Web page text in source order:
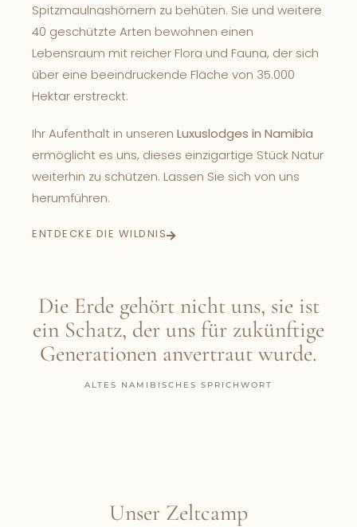
Spitzmaulnashörnern zu behüten. Sie und weitere
40 geschützte Arten bewohnen einen
Lebensraum mit reicher Flora und Fauna, der sich
über eine beeindruckende Fläche von 35.000
Hektar erstreckt.
Ihr Aufenthalt in unseren Luxuslodges in Namibia
ermöglicht es uns, dieses einzigartige Stück Natur
weiterhin zu schützen. Lassen Sie sich von uns
herumführen.
ENTDECKE DIE WILDNIS
Die Erde gehört nicht uns, sie ist
ein Schatz, der uns für zukünftige
Generationen anvertraut wurde.
ALTES NAMIBISCHES SPRICHWORT
Unser Zeltcamp